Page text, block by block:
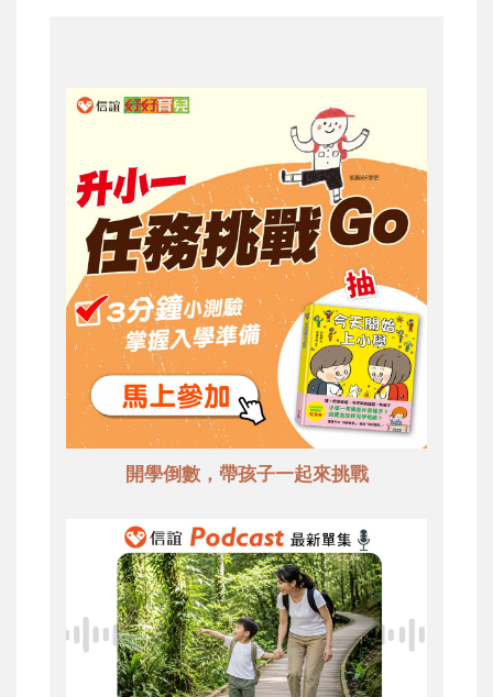
開學倒數，帶孩子一起來挑戰